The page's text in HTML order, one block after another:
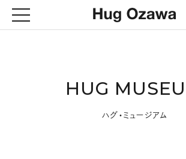
HUG
ハグ・ミュージアム